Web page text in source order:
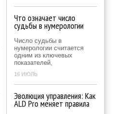
Что означает число
судьбы в нумерологии
Число судьбы в
нумерологии считается
одним из ключевых
показателей,
16 ИЮЛЬ
Эволюция управления: Как
ALD Pro меняет правила